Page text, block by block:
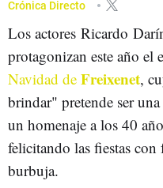
Crónica Directo
Los actores Ricardo
protagonizan este año el
Navidad de Freixenet,
brindar" pretende ser
un homenaje a los 40
felicitando las fiestas
burbuja.